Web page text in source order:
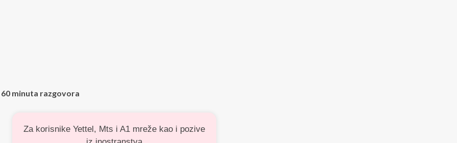
minuta razgovora
Za korisnike Yettel, Mts i A1 mreže kao i pozive